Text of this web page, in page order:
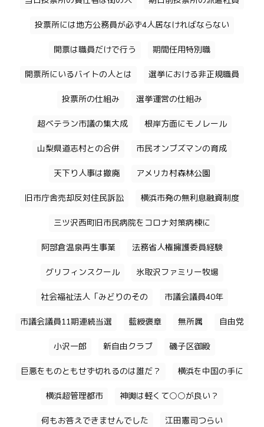
投票所には地方公務員が必ず4人居なければならない
開票は職員だけで行う 期間任用特別職
開票所にいるバイトの人とは 選挙における非正規職員
投票所の仕組み 選挙運営の仕組み
超ベテラン市議の集大成 根岸方面にモノレール
山梨県道志村との合併 市民オンブズマンの育成
天下り人事は撤廃 アメリカ村森林公園
旧市庁舎売却反対住民訴訟 横浜市発の無利息融資制度
三ツ沢西町旧市民病院をコロナ対策病棟に
阿部倉温泉再生事業 法務省人権擁護委員経験
グリフィンスクール 氷取沢ファミリー牧場
社会福祉法人「みどりのその 市議会議員40年
市議会議員11期連続当選 藍綬褒章 無所属 自由党
小沢一郎 新自由クラブ 磯子区御殿
巨悪をものともせず切れるのは誰だ？ 横浜を中国の手に
横浜超管理都市 神輿は軽くて○○が良い？
何もお答えできませんでした 江田憲司つらい